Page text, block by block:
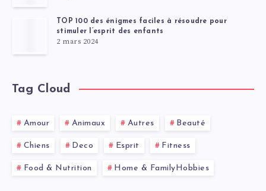
TOP 100 des énigmes faciles à résoudre pour
stimuler l’esprit des enfants
2 mars 2024
Tag Cloud
Amour Animaux Autres Beauté
Chiens Deco Esprit Fitness
Food & Nutrition Home & FamilyHobbies